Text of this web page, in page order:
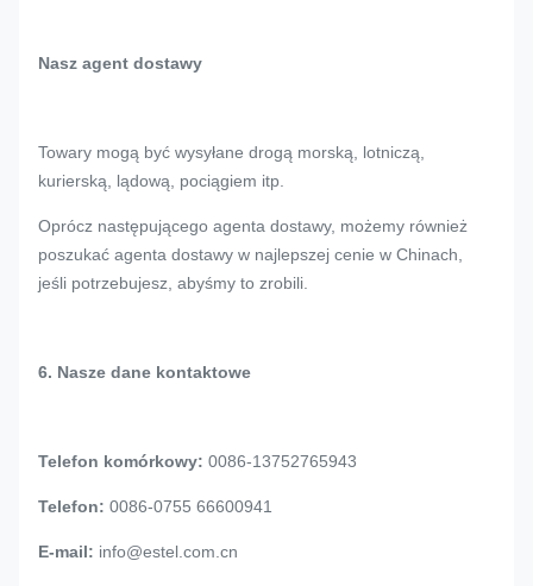
Nasz agent dostawy
Towary mogą być wysyłane drogą morską, lotniczą,
kurierską, lądową, pociągiem itp.
Oprócz następującego agenta dostawy, możemy również
poszukać agenta dostawy w najlepszej cenie w Chinach,
jeśli potrzebujesz, abyśmy to zrobili.
6. Nasze dane kontaktowe
Telefon komórkowy: 0086-13752765943
Telefon: 0086-0755 66600941
E-mail: info@estel.com.cn